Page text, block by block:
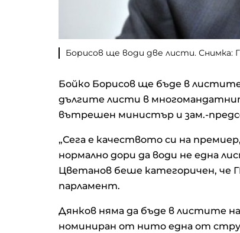
Борисов ще води две листи. Снимка:
Бойко Борисов ще бъде в
дългите листи в
вътрешен министър и зам.-
„Сега е качеството си на
нормално дори да води не една
Цветанов беше категоричен, че
парламент.
Дянков няма да бъде в листите
номиниран от нито една от